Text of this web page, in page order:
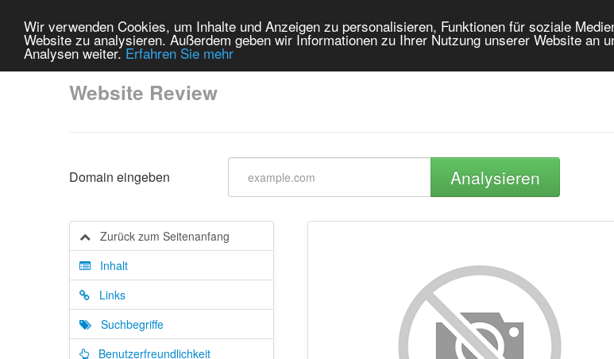
Wir verwenden Cookies, um Inhalte und Anzeigen zu personalisieren, Funktionen für soziale
Website zu analysieren. Außerdem geben wir Informationen zu Ihrer Nutzung unserer Website an
Analysen weiter. Erfahren Sie mehr
Website Review
Domain eingeben Analysieren
Zurück zum Seitenanfang
Inhalt
Links
Suchbegriffe
Benutzerfreundlichkeit